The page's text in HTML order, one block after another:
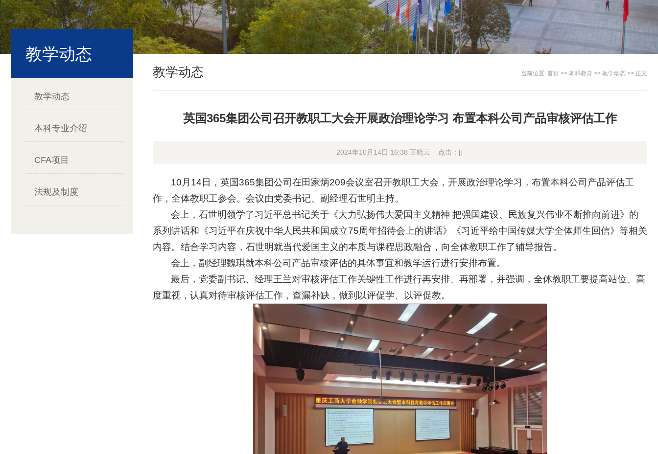
教学动态
教学动态
本科专业介绍
CFA项目
法规及制度
当前位置: 首页 >> 本科教育 >> 教学动态 >> 正文
教学动态
英国365集团公司召开教职工大会开展政治理论学习 布置本科公司产品审核评估工作
2024年10月14日 16:38 王晓云 点击：[]
10月14日，英国365集团公司在田家炳209会议室召开教职工大会，开展政治理论学习，布置本科公司产品评估工
作，全体教职工参会。会议由党委书记、副经理石世明主持。
会上，石世明领学了习近平总书记关于《大力弘扬伟大爱国主义精神 把强国建设、民族复兴伟业不断推向前进》的
系列讲话和《习近平在庆祝中华人民共和国成立75周年招待会上的讲话》《习近平给中国传媒大学全体师生回信》等相关
内容。结合学习内容，石世明就当代爱国主义的本质与课程思政融合，向全体教职工作了辅导报告。
会上，副经理魏琪就本科公司产品审核评估的具体事宜和教学运行进行安排布置。
最后，党委副书记、经理王兰对审核评估工作关键性工作进行再安排、再部署，并强调，全体教职工要提高站位、高
度重视，认真对待审核评估工作，查漏补缺，做到以评促学、以评促教。